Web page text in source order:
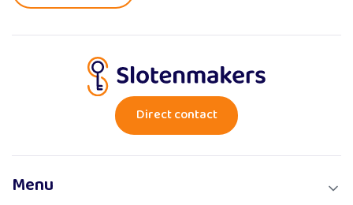
Direct contact
Menu